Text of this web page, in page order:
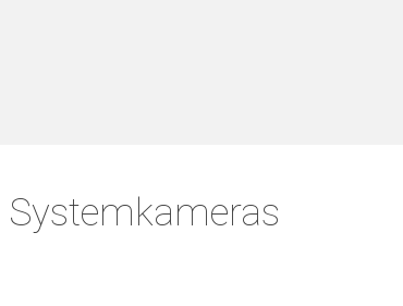
Systemkameras